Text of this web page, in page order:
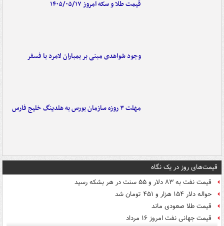
قیمت طلا و سکه امروز ۱۴۰۵/۰۵/۱۷
وجود شواهدی مبنی بر بمباران لامرد با فسفر
مهلت ۳ روزه سازمان بورس به هلدینگ خلیج فارس
قیمت‌های روز در یک نگاه
قیمت نفت به ۸۳ دلار و ۵۵ سنت در هر بشکه رسید
حواله دلار ۱۵۴ هزار و ۴۵۱ تومان شد
قیمت طلا صعودی ماند
قیمت جهانی نفت امروز ۱۶ مرداد